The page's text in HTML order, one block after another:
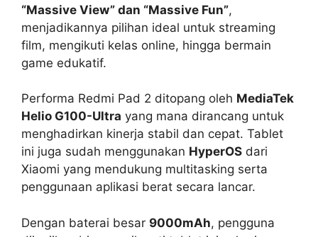
“Massive View” dan “Massive Fun”,
menjadikannya pilihan ideal untuk streaming
film, mengikuti kelas online, hingga bermain
game edukatif.
Performa Redmi Pad 2 ditopang oleh MediaTek
Helio G100-Ultra yang mana dirancang untuk
menghadirkan kinerja stabil dan cepat. Tablet
ini juga sudah menggunakan HyperOS dari
Xiaomi yang mendukung multitasking serta
penggunaan aplikasi berat secara lancar.
Dengan baterai besar 9000mAh, pengguna